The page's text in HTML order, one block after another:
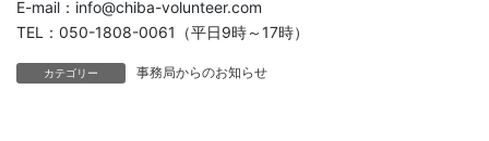
E-mail：info@chiba-volunteer.com
TEL：050-1808-0061（平日9時～17時）
カテゴリー 事務局からのお知らせ